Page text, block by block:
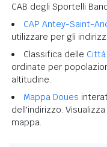
CAB degli Sportelli
CAP Antey-Saint-
utilizzare per gli
Classifica delle
ordinate per
altitudine.
Mappa Doues
dell'indirizzo.
mappa.